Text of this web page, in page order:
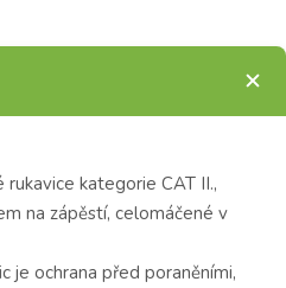
kategorie CAT II.,
na zápěstí, celomáčené v
je ochrana před poraněními,